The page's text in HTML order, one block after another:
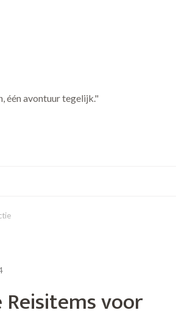
één avontuur tegelijk."
voor